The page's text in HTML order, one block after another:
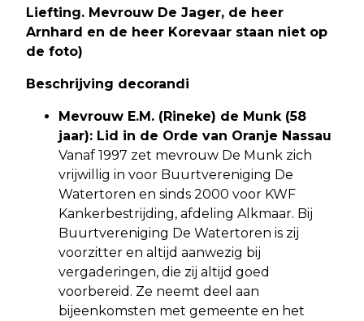
Liefting. Mevrouw De Jager, de heer
Arnhard en de heer Korevaar staan niet op
de foto)
Beschrijving decorandi
Mevrouw E.M. (Rineke) de Munk (58
jaar): Lid in de Orde van Oranje Nassau
Vanaf 1997 zet mevrouw De Munk zich
vrijwillig in voor Buurtvereniging De
Watertoren en sinds 2000 voor KWF
Kankerbestrijding, afdeling Alkmaar. Bij
Buurtvereniging De Watertoren is zij
voorzitter en altijd aanwezig bij
vergaderingen, die zij altijd goed
voorbereid. Ze neemt deel aan
bijeenkomsten met gemeente en het